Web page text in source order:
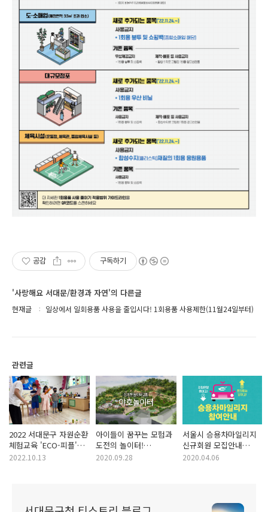
공감 구독하기
'사랑해요 서대문/환경과 자연'의 다른글
현재글 일상에서 일회용품 사용을 줄입시다! 1회용품 사용제한(11월24일부터)
관련글
2022 서대문구 자원순환
체험교육 'ECO-피플'
성황리 성료
2022.10.13
아이들이 꿈꾸는 모험과
도전의 놀이터!
신기한놀이터 2호
2020.09.28
서울시 승용차마일리지
신규회원 모집안내
'승용차요일제 폐지'
2020.04.06